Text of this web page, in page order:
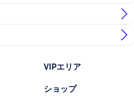
VIPエリア
ショップ